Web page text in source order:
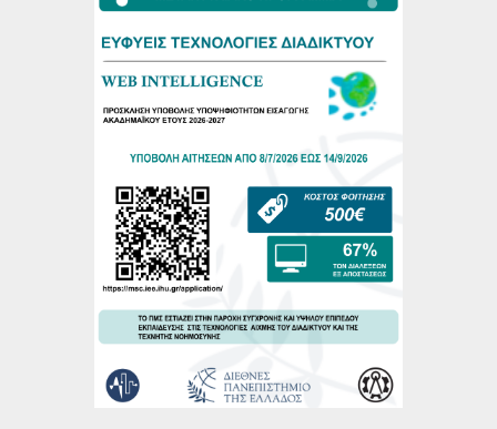
Ύπαρξη άλλου πτυχίου ή Μεταπτυχιακού (5 μόρια)
Συναφής επαγγελματική εμπειρία τα τελευταία 5
χρόνια – (Μέχρι 20 μόρια)
Συνέντευξη (Μέχρι 25 μόρια)
Για τα παραπάνω κριτήρια αξιολόγησης λαμβάνονται υπόψη
Για το κριτήριο 1:Ο δείκτης συνάφειας του γνωστικού
αντικειμένου των προπτυχιακών σπουδών του υποψηφίου
με την επιστημονική περιοχή του ΠΜΣ πολλαπλασιάζεται με
τον αντίστοιχο μέγιστο αριθμό μορίων, δηλαδή το 25. Οι
δείκτες συνάφειας καθορίζονται ανάλογα με το Τμήμα
προέλευσης των υποψηφίων και είναι οι ακόλουθοι:
Δείκτης Συνάφειας 1.0: Πτυχιούχοι Τμημάτων
Δείκτης Συνάφειας 0.7: Πτυχιούχοι Τμημάτων
Ηλεκτρονικών, Ηλεκτρολόγων, Αυτοματισμού,